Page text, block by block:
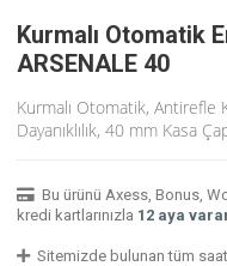
Kurmalı Otomatik
ARSENALE 40
Kurmalı Otomatik, Antirefle
Dayanıklılık, 40 mm Kasa
Bu ürünü Axess, Bonus,
kredi kartlarınızla 12 aya
Sitemizde bulunan tüm